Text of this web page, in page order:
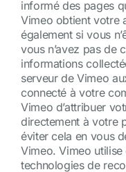
informé des pages
Vimeo obtient votre
également si vous
vous n’avez pas de
informations
serveur de Vimeo
connecté à votre
Vimeo d’attribuer
directement à votre
éviter cela en vous
Vimeo. Vimeo
technologies de